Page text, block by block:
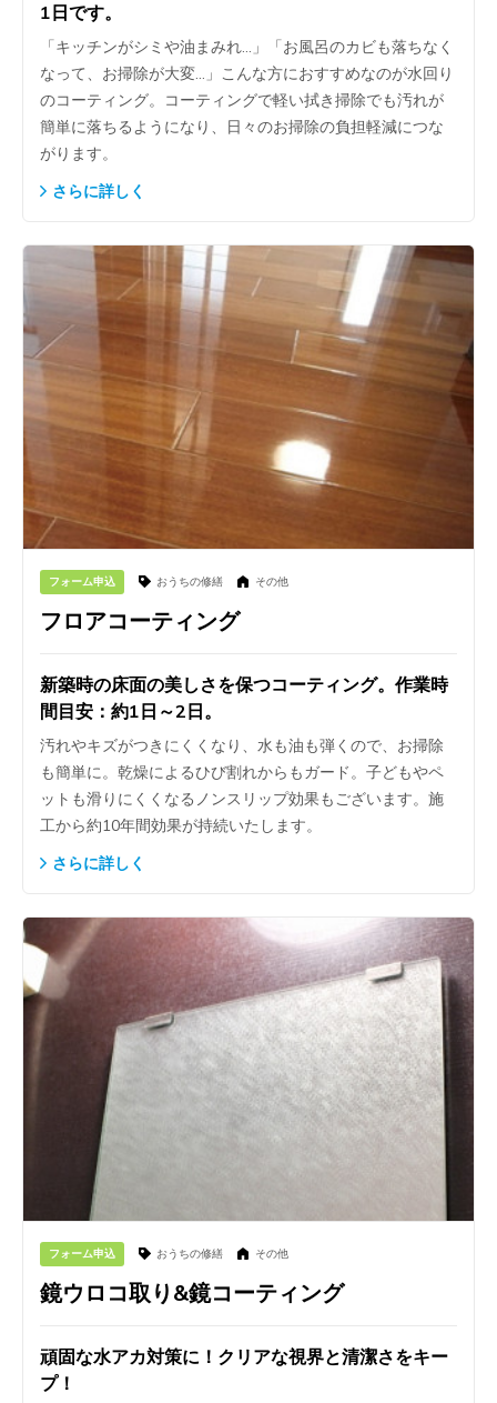
1日です。
「キッチンがシミや油まみれ…」「お風呂のカビも落ちなく
なって、お掃除が大変…」こんな方におすすめなのが水回り
のコーティング。コーティングで軽い拭き掃除でも汚れが
簡単に落ちるようになり、日々のお掃除の負担軽減につな
がります。
さらに詳しく
フォーム申込 おうちの修繕 その他
フロアコーティング
新築時の床面の美しさを保つコーティング。作業時
間目安：約1日～2日。
汚れやキズがつきにくくなり、水も油も弾くので、お掃除
も簡単に。乾燥によるひび割れからもガード。子どもやペ
ットも滑りにくくなるノンスリップ効果もございます。施
工から約10年間効果が持続いたします。
さらに詳しく
フォーム申込 おうちの修繕 その他
鏡ウロコ取り&鏡コーティング
頑固な水アカ対策に！クリアな視界と清潔さをキー
プ！